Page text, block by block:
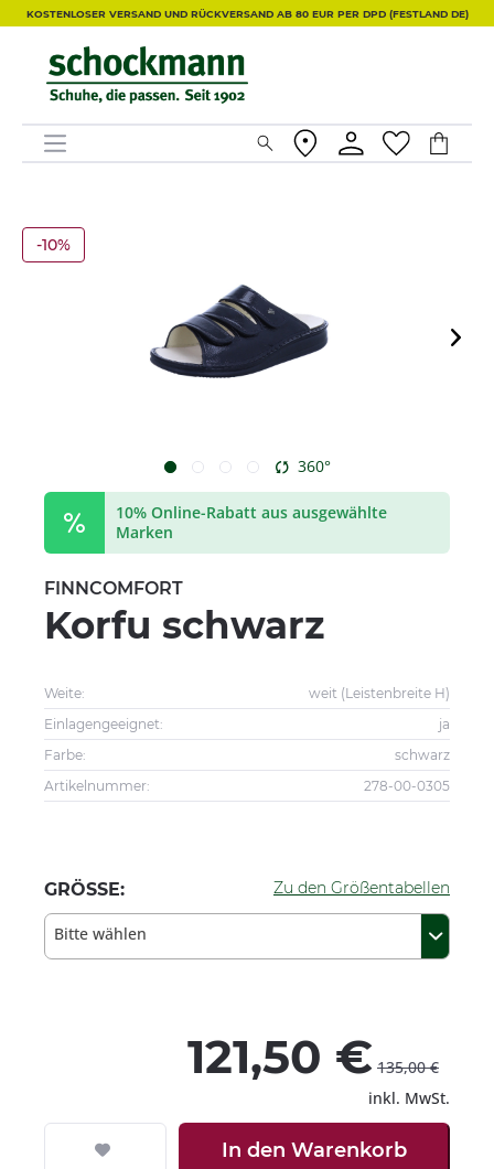
KOSTENLOSER VERSAND UND RÜCKVERSAND AB 80 EUR PER DPD (FESTLAND DE)
-10%
360°
10% Online-Rabatt aus ausgewählte
Marken
FINNCOMFORT
Korfu schwarz
Weite:
weit (Leistenbreite H)
Einlagengeeignet:
ja
Farbe:
schwarz
Artikelnummer:
278-00-0305
GRÖSSE: Zu den Größentabellen
Bitte wählen
121,50 € 135,00 €
inkl. MwSt.
In den Warenkorb